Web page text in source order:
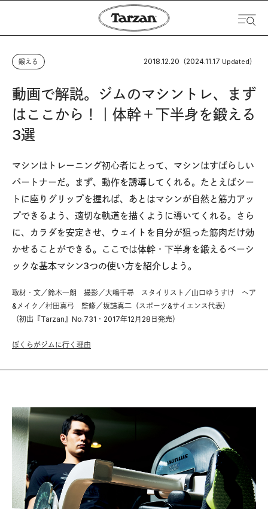
鍛える 2018.12.20 （2024.11.17 Updated）
動画で解説。ジムのマシントレ、まず
はここから！｜体幹＋下半身を鍛える
3選
マシンはトレーニング初心者にとって、マシンはすばらしい
パートナーだ。まず、動作を誘導してくれる。たとえばシー
トに座りグリップを握れば、あとはマシンが自然と筋力アッ
プできるよう、適切な軌道を描くように導いてくれる。さら
に、カラダを安定させ、ウェイトを自分が狙った筋肉だけ効
かせることができる。ここでは体幹・下半身を鍛えるベーシ
ックな基本マシン3つの使い方を紹介しよう。
取材・文／鈴木一朗 撮影／大嶋千尋 スタイリスト／山口ゆうすけ ヘア
&メイク／村田真弓 監修／坂詰真二（スポーツ&サイエンス代表）
（初出『Tarzan』No.731・2017年12月28日発売）
ぼくらがジムに行く理由